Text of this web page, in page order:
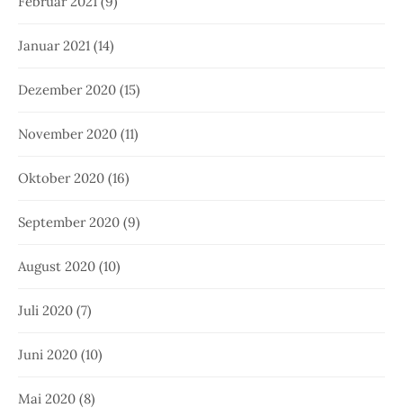
Januar 2021 (14)
Dezember 2020 (15)
November 2020 (11)
Oktober 2020 (16)
September 2020 (9)
August 2020 (10)
Juli 2020 (7)
Juni 2020 (10)
Mai 2020 (8)